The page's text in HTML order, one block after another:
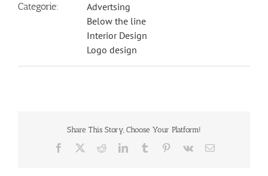
Categorie:
Advertsing
Below the line
Interior Design
Logo design
Share This Story, Choose Your Platform!
Facebook RedditLinkedInTumblr Pinterest
Vk Email